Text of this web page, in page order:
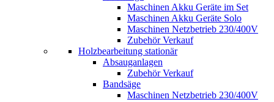
Maschinen Akku Geräte im Set
Maschinen Akku Geräte Solo
Maschinen Netzbetrieb 230/400V
Zubehör Verkauf
Holzbearbeitung stationär
Absauganlagen
Zubehör Verkauf
Bandsäge
Maschinen Netzbetrieb 230/400V